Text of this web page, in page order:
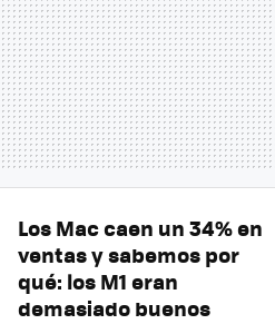
Los Mac caen un 34% en
ventas y sabemos por
qué: los M1 eran
demasiado buenos